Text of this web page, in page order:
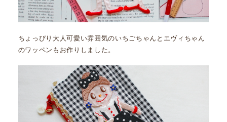
ちょっぴり大人可愛い雰囲気のいちごちゃんとエヴィちゃん
のワッペンもお作りしました。